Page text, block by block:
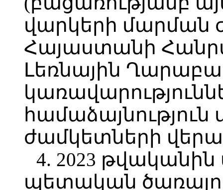
վարկերի մարման
Հայաստանի
Լեռնային
համաձայնություն
ժամկետների
4. 2023
պետական